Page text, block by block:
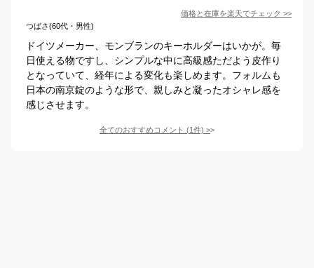
価格と在庫を楽天でチェック >>
つばさ(60代・男性)
ドイツメーカー、モンブランのキーホルダーはいかが。毎
日使える物ですし、シンプルな中に高級感ただよう皮作り
となっていて、経年による変化も楽しめます。フォルムも
日本の南京錠のような形で、親しみと凝ったオシャレ感を
感じさせます。
全てのおすすめコメント (1件) >